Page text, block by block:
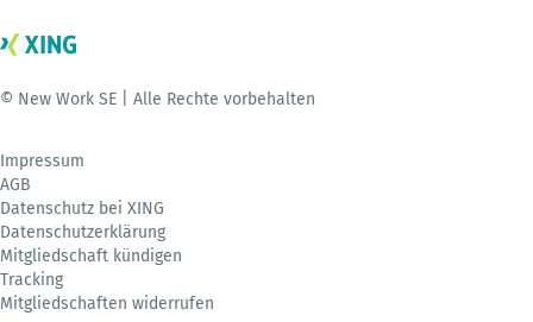
© New Work SE | Alle Rechte vorbehalten
Impressum
AGB
Datenschutz bei XING
Datenschutzerklärung
Mitgliedschaft kündigen
Tracking
Mitgliedschaften widerrufen